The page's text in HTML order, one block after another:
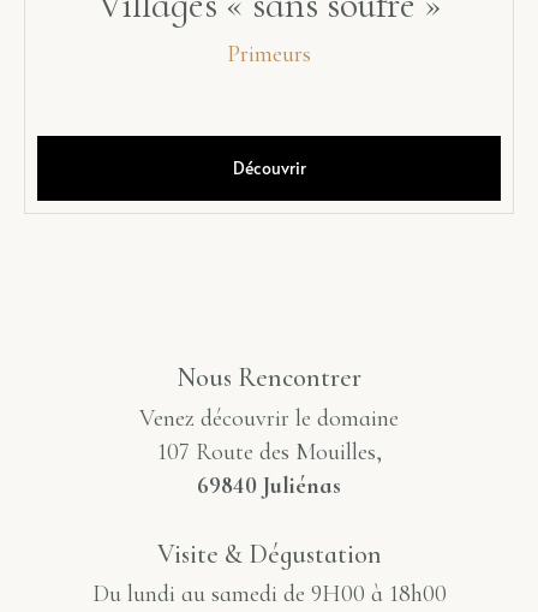
Primeurs
Découvrir
Nous Rencontrer
Venez découvrir le domaine
107 Route des Mouilles,
69840 Juliénas
Visite & Dégustation
Du lundi au samedi de 9H00 à 18h00